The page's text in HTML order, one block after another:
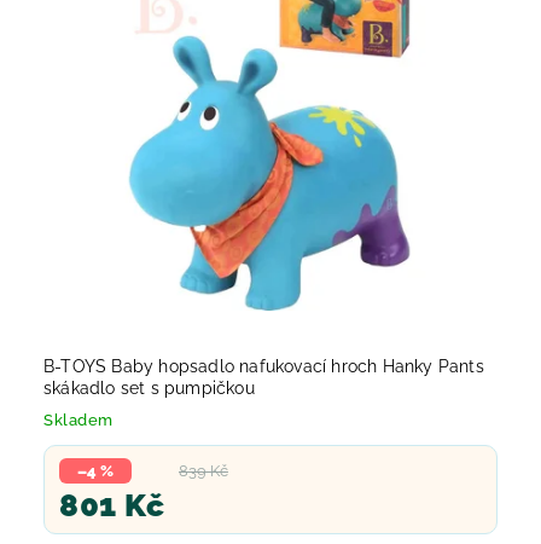
B-TOYS Baby hopsadlo nafukovací hroch Hanky Pants
skákadlo set s pumpičkou
Skladem
839 Kč
–4 %
801 Kč